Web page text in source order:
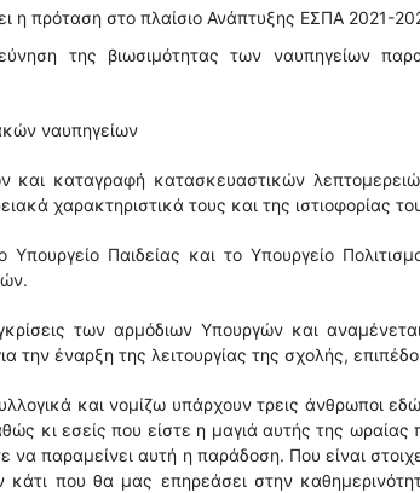
η πρόταση στο πλαίσιο Ανάπτυξης ΕΣΠΑ 2021-
της βιωσιμότητας των ναυπηγείων
ναυπηγείων
και καταγραφή κατασκευαστικών
χαρακτηριστικά τους και της ιστιοφορίας
Παιδείας και το Υπουργείο
των αρμόδιων Υπουργών και
την έναρξη της λειτουργίας της σχολής,
και νομίζω υπάρχουν τρεις άνθρωποι
κι εσείς που είστε η μαγιά αυτής της ωραίας
να παραμείνει αυτή η παράδοση. Που είναι
που θα μας επηρεάσει στην